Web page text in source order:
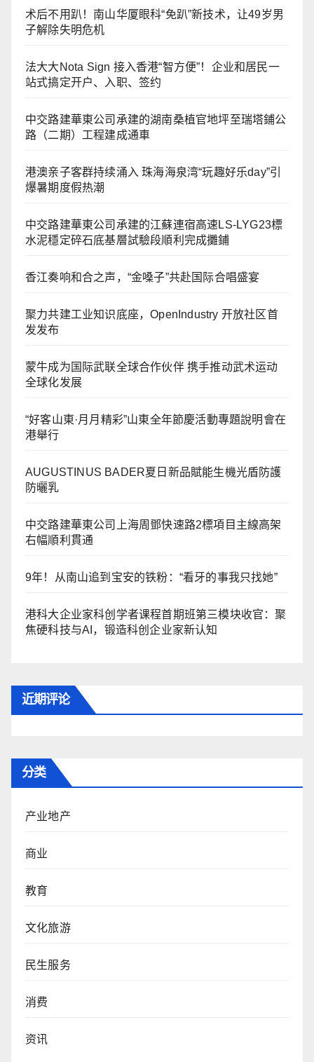
术后不用趴！南山华厦眼科“免趴”新技术，让49岁男
子解除失明危机
法大大Nota Sign 接入香港“智方便”！企业和居民一
站式搞定开户、入职、签约
中交路建華東公司承建的湖南桑植官地坪至瑞塔鋪公
路（二期）工程建成通車
港澳亲子客群持续涌入 珠海海泉湾“玩趣好乐day”引
爆暑期度假热潮
中交路建華東公司承建的江蘇連宿高速LS-LYG23標
水泥穩定碎石底基層試驗段順利完成攤鋪
香江奏响和合之声，“金嗓子”共赴国际合唱盛宴
聚力共建工业知识底座，OpenIndustry 开放社区首
发发布
蒙牛成为国际武联全球合作伙伴 携手推动武术运动
全球化发展
“好客山東·月月精彩”山東全年節慶活動專題說明會在
港舉行
AUGUSTINUS BADER夏日新品賦能生機光盾防護
防曬乳
中交路建華東公司上海周鄧快速路2標項目主線高架
右幅順利貫通
9年！从南山追到宝安的铁粉：“看牙的事我只找她”
港科大企业家科创学者课程首期班第三模块收官：聚
焦硬科技与AI，锻造科创企业家新认知
近期评论
分类
产业地产
商业
教育
文化旅游
民生服务
消费
资讯